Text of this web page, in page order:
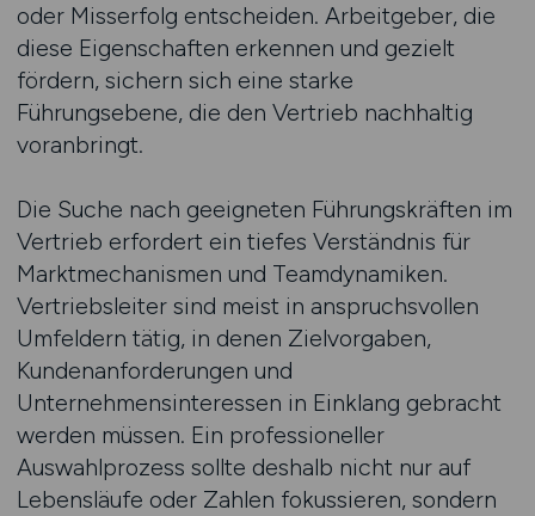
oder Misserfolg entscheiden. Arbeitgeber, die
diese Eigenschaften erkennen und gezielt
fördern, sichern sich eine starke
Führungsebene, die den Vertrieb nachhaltig
voranbringt.
Die Suche nach geeigneten Führungskräften im
Vertrieb erfordert ein tiefes Verständnis für
Marktmechanismen und Teamdynamiken.
Vertriebsleiter sind meist in anspruchsvollen
Umfeldern tätig, in denen Zielvorgaben,
Kundenanforderungen und
Unternehmensinteressen in Einklang gebracht
werden müssen. Ein professioneller
Auswahlprozess sollte deshalb nicht nur auf
Lebensläufe oder Zahlen fokussieren, sondern